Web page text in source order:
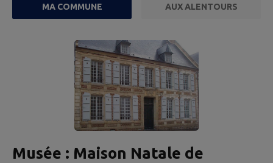
MA COMMUNE AUX ALENTOURS
Musée : Maison Natale de